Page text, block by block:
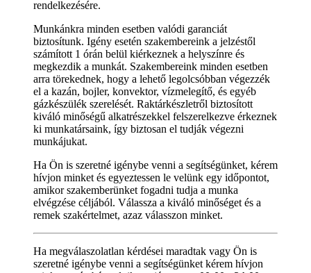
rendelkezésére.
Munkánkra minden esetben valódi garanciát
biztosítunk. Igény esetén szakembereink a jelzéstől
számított 1 órán belül kiérkeznek a helyszínre és
megkezdik a munkát. Szakembereink minden esetben
arra törekednek, hogy a lehető legolcsóbban végezzék
el a kazán, bojler, konvektor, vízmelegítő, és egyéb
gázkészülék szerelését. Raktárkészletről biztosított
kiváló minőségű alkatrészekkel felszerelkezve érkeznek
ki munkatársaink, így biztosan el tudják végezni
munkájukat.
Ha Ön is szeretné igénybe venni a segítségünket, kérem
hívjon minket és egyeztessen le velünk egy időpontot,
amikor szakemberünket fogadni tudja a munka
elvégzése céljából. Válassza a kiváló minőséget és a
remek szakértelmet, azaz válasszon minket.
Ha megválaszolatlan kérdései maradtak vagy Ön is
szeretné igénybe venni a segítségünket kérem hívjon